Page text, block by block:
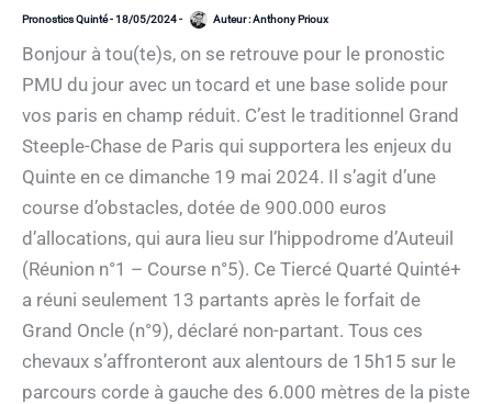
Pronostics Quinté-18/05/2024- Auteur :Anthony Prioux
Bonjour à tou(te)s, on se retrouve pour le pronostic
PMU du jour avec un tocard et une base solide pour
vos paris en champ réduit. C’est le traditionnel Grand
Steeple-Chase de Paris qui supportera les enjeux du
Quinte en ce dimanche 19 mai 2024. Il s’agit d’une
course d’obstacles, dotée de 900.000 euros
d’allocations, qui aura lieu sur l’hippodrome d’Auteuil
(Réunion n°1 – Course n°5). Ce Tiercé Quarté Quinté+
a réuni seulement 13 partants après le forfait de
Grand Oncle (n°9), déclaré non-partant. Tous ces
chevaux s’affronteront aux alentours de 15h15 sur le
parcours corde à gauche des 6.000 mètres de la piste